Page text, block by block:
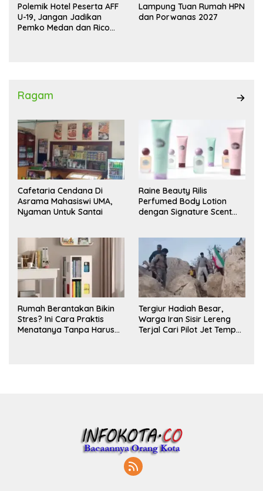
Polemik Hotel Peserta AFF
U-19, Jangan Jadikan
Pemko Medan dan Rico
Lampung Tuan Rumah HPN
dan Porwanas 2027
Ragam
Cafetaria Cendana Di
Asrama Mahasiswi UMA,
Nyaman Untuk Santai
Raine Beauty Rilis
Perfumed Body Lotion
dengan Signature Scent
Rumah Berantakan Bikin
Stres? Ini Cara Praktis
Menatanya Tanpa Harus
Tergiur Hadiah Besar,
Warga Iran Sisir Lereng
Terjal Cari Pilot Jet Tempur